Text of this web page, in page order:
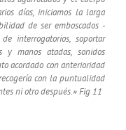
días, iniciamos la larga
de ser emboscados -
interrogatorios, soportar
y manos atadas, sonidos
acordado con anterioridad
con la puntualidad
ni otro después.»Fig 11